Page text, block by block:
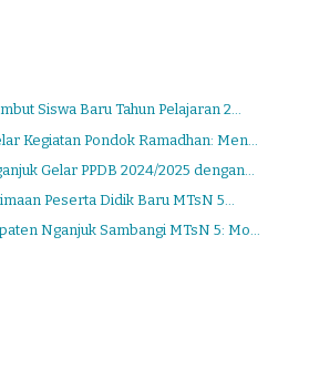
Siswa Baru Tahun Pelajaran 2...
Kegiatan Pondok Ramadhan: Men...
Gelar PPDB 2024/2025 dengan...
Peserta Didik Baru MTsN 5...
Nganjuk Sambangi MTsN 5: Mo...